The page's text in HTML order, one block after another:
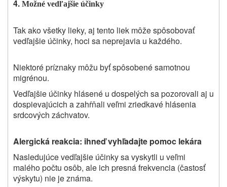
4. Možné vedľajšie účinky
Tak ako všetky lieky, aj tento liek môže spôsobovať
vedľajšie účinky, hoci sa neprejavia u každého.
Niektoré príznaky môžu byť spôsobené samotnou
migrénou.
Vedľajšie účinky hlásené u dospelých sa pozorovali aj u
dospievajúcich a zahŕňali veľmi zriedkavé hlásenia
srdcových záchvatov.
Alergická reakcia: ihneď vyhľadajte pomoc lekára
Nasledujúce vedľajšie účinky sa vyskytli u veľmi
malého počtu osôb, ale ich presná frekvencia (častosť
výskytu) nie je známa.